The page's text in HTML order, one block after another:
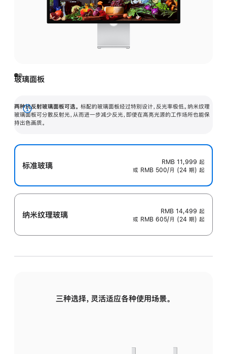
玻璃面板
两种抗反射玻璃面板可选。 标配的玻璃面板经过特别设计，反光率极低。纳米纹理
玻璃面板可分散反射光，从而进一步减少反光，即使在高亮光源的工作场所也能保
持出色画质。
展
开
标准玻璃 RMB 11,999 起
或 RMB 500/月 (24 期) 起
纳米纹理玻璃 RMB 14,499 起
或 RMB 605/月 (24 期) 起
三种选择，灵活适应各种使用场景。